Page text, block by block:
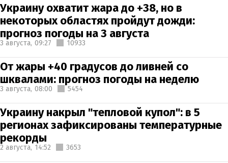
Украину охватит жара до +38, но в
некоторых областях пройдут дожди:
прогноз погоды на 3 августа
3 августа, 09:27 10933
От жары +40 градусов до ливней со
шквалами: прогноз погоды на неделю
3 августа, 08:00 5454
Украину накрыл "тепловой купол": в 5
регионах зафиксированы температурные
рекорды
2 августа, 14:52 3653